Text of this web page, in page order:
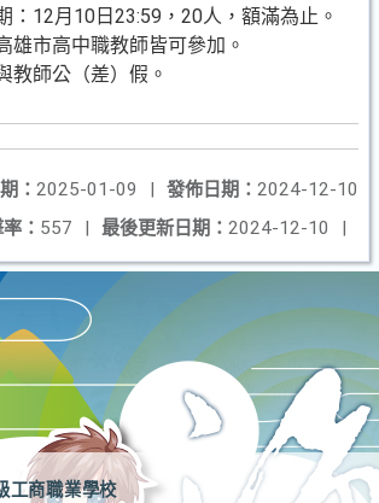
：12月10日23:59，20人，額滿為止。
雄市高中職教師皆可參加。
教師公（差）假。
發佈日期： 2024-12-10
： 2025-01-09
|
最後更新日期： 2024-12-10 |
： 557 |
工商職業學校